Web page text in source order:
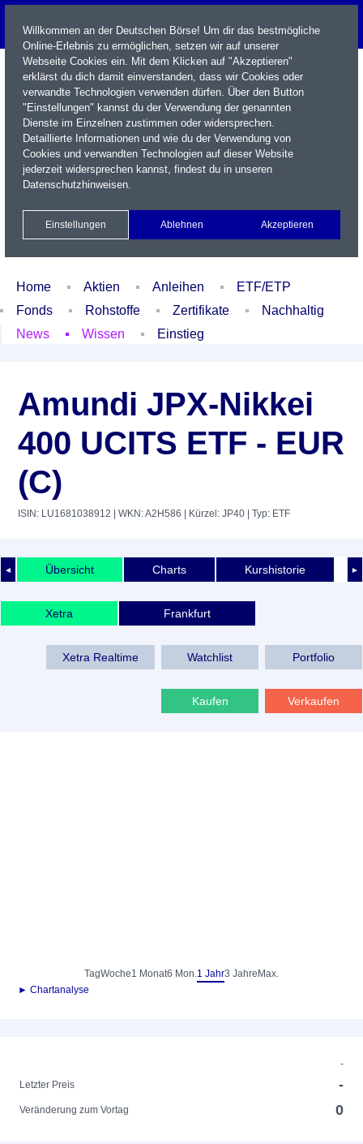
Name / WKN / ISIN / Kürzel
Xetra Realtime
Watchlist Portfolio Login
Home Aktien Anleihen
ETF/ETP
Fonds
Rohstoffe Zertifikate
Nachhaltig
News
Wissen Einstieg
Amundi JPX-Nikkei
400 UCITS ETF - EUR
(C)
ISIN: LU1681038912 | WKN: A2H586 | Kürzel: JP40 | Typ: ETF
◄ ►
Übersicht Charts Kurshistorie
Xetra Frankfurt
Xetra Realtime Watchlist Portfolio
Kaufen Verkaufen
TagWoche1 Monat6 Mon.1 Jahr3 Jahre Max.
► Chartanalyse
-
Letzter Preis
-
Veränderung zum Vortag 0
Willkommen an der Deutschen Börse! Um dir das bestmögliche
Online-Erlebnis zu ermöglichen, setzen wir auf unserer
Webseite Cookies ein. Mit dem Klicken auf "Akzeptieren"
erklärst du dich damit einverstanden, dass wir Cookies oder
verwandte Technologien verwenden dürfen. Über den Button
"Einstellungen" kannst du der Verwendung der genannten
Dienste im Einzelnen zustimmen oder widersprechen.
Detaillierte Informationen und wie du der Verwendung von
Cookies und verwandten Technologien auf dieser Website
jederzeit widersprechen kannst, findest du in unseren
Datenschutzhinweisen.
Einstellungen Ablehnen Akzeptieren